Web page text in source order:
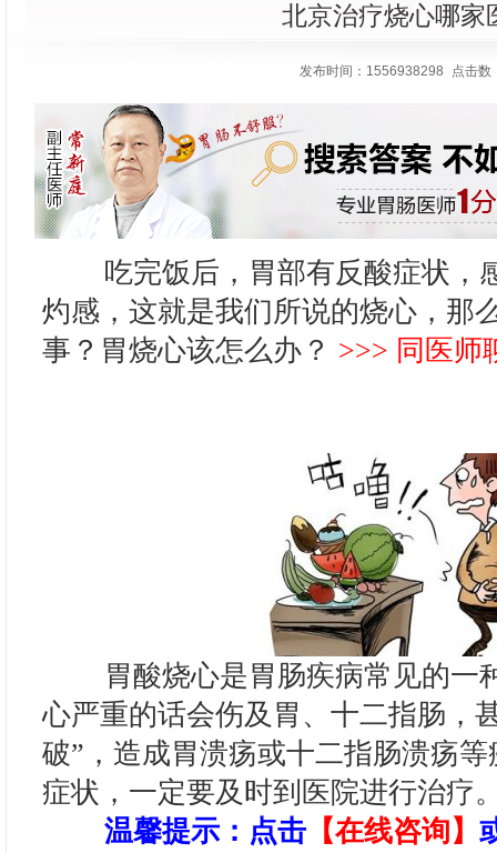
国医大师传承拜师仪式
北京治疗烧心哪家
发布时间：1556938298 点击数
吃完饭后，胃部有反酸症状，
灼感，这就是我们所说的烧心，那
事？胃烧心该怎么办？ >>> 同医师
胃酸烧心是胃肠疾病常见的一
心严重的话会伤及胃、十二指肠，
破”，造成胃溃疡或十二指肠溃疡
症状，一定要及时到医院进行治疗
温馨提示 ：点击 【在线咨询】